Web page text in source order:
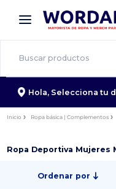
× App de
¡Mejores precios
Hola, Selecciona tu
Inicio Ropa básica | Complementos
Ropa Deportiva Mujeres
Ordenar por